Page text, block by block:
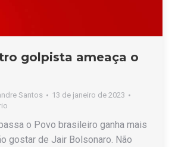
golpista ameaça o
Santos
13 de janeiro de 2023
o Povo brasileiro ganha mais
gostar de Jair Bolsonaro. Não